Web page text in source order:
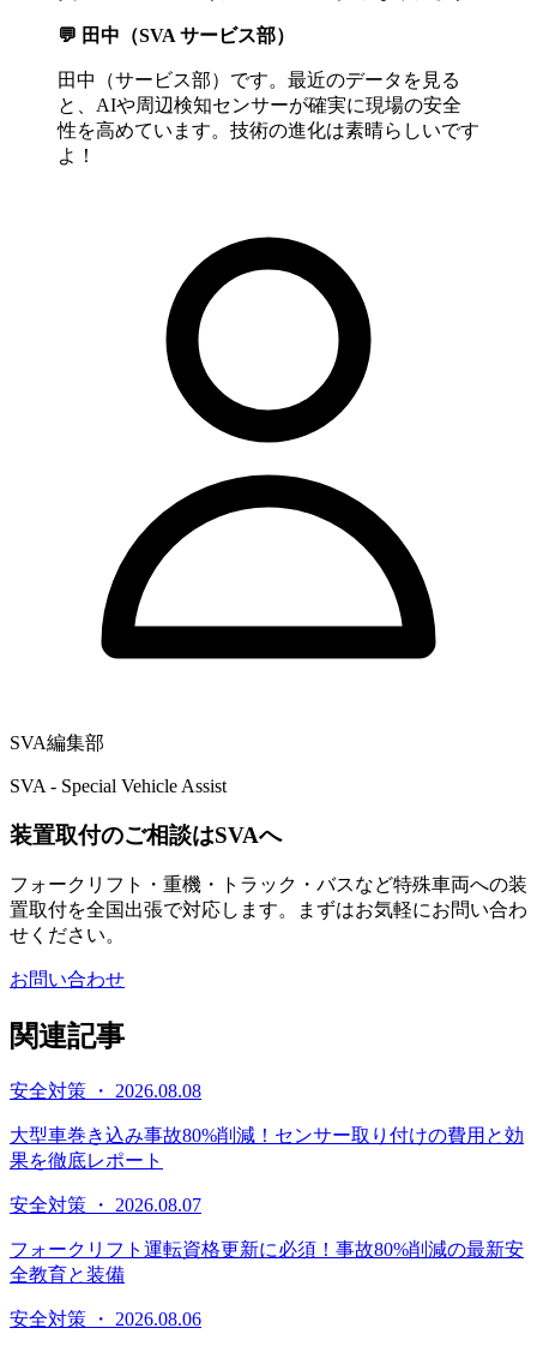
💬 田中（SVA サービス部）
田中（サービス部）です。最近のデータを見る
と、AIや周辺検知センサーが確実に現場の安全
性を高めています。技術の進化は素晴らしいです
よ！
SVA編集部
SVA - Special Vehicle Assist
装置取付のご相談はSVAへ
フォークリフト・重機・トラック・バスなど特殊車両への装
置取付を全国出張で対応します。まずはお気軽にお問い合わ
せください。
お問い合わせ
関連記事
安全対策 ・ 2026.08.08
大型車巻き込み事故80%削減！センサー取り付けの費用と効
果を徹底レポート
安全対策 ・ 2026.08.07
フォークリフト運転資格更新に必須！事故80%削減の最新安
全教育と装備
安全対策 ・ 2026.08.06